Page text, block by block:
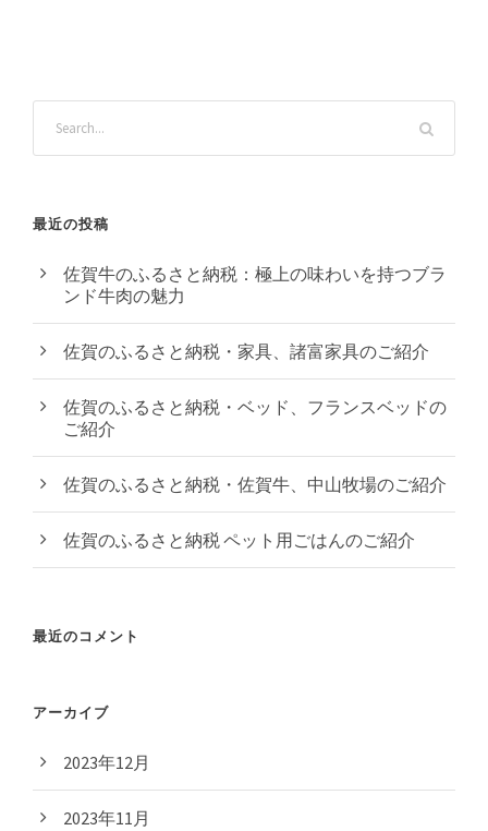
最近の投稿
佐賀牛のふるさと納税：極上の味わいを持つブラ
ンド牛肉の魅力
佐賀のふるさと納税・家具、諸富家具のご紹介
佐賀のふるさと納税・ベッド、フランスベッドの
ご紹介
佐賀のふるさと納税・佐賀牛、中山牧場のご紹介
佐賀のふるさと納税 ペット用ごはんのご紹介
最近のコメント
アーカイブ
2023年12月
2023年11月